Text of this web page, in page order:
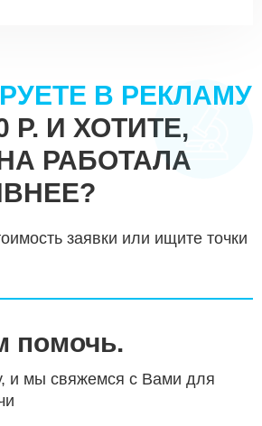
В РЕКЛАМУ
Р. И ХОТИТЕ,
РАБОТАЛА
заявки или ищите точки
помочь.
и мы свяжемся с Вами для